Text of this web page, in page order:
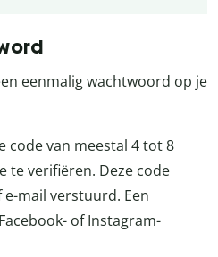
eenmalig wachtwoord op je
code van meestal 4 tot 8
te verifiëren. Deze code
mail verstuurd. Een
of Instagram-